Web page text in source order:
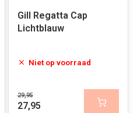
Gill Regatta Cap
Lichtblauw
Niet op voorraad
29,95
27,95